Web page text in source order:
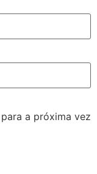
a próxima vez